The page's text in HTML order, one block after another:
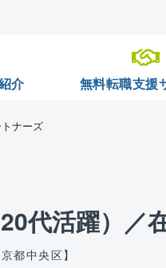
介 無料転職支援
代活躍）／
都中央区】
ナーズ